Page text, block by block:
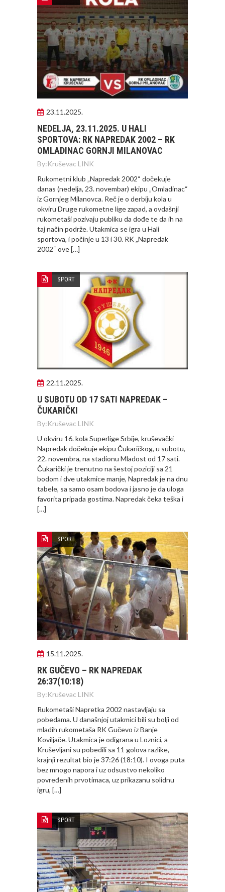
23.11.2025.
NEDELJA, 23.11.2025. U HALI
SPORTOVA: RK NAPREDAK 2002 – RK
OMLADINAC GORNJI MILANOVAC
By:Kruševac LINK
Rukometni klub „Napredak 2002“ dočekuje
danas (nedelja, 23. novembar) ekipu „Omladinac“
iz Gornjeg Milanovca. Reč je o derbiju kola u
okviru Druge rukometne lige zapad, a ovdašnji
rukometaši pozivaju publiku da dođe te da ih na
taj način podrže. Utakmica se igra u Hali
sportova, i počinje u 13 i 30. RK „Napredak
2002“ ove […]
SPORT
22.11.2025.
U SUBOTU OD 17 SATI NAPREDAK –
ČUKARIČKI
By:Kruševac LINK
U okviru 16. kola Superlige Srbije, kruševački
Napredak dočekuje ekipu Čukaričkog, u subotu,
22. novembra, na stadionu Mladost od 17 sati.
Čukarički je trenutno na šestoj poziciji sa 21
bodom i dve utakmice manje, Napredak je na dnu
tabele, sa samo osam bodova i jasno je da uloga
favorita pripada gostima. Napredak čeka teška i
[…]
SPORT
15.11.2025.
RK GUČEVO – RK NAPREDAK
26:37(10:18)
By:Kruševac LINK
Rukometaši Napretka 2002 nastavljaju sa
pobedama. U današnjoj utakmici bili su bolji od
mladih rukometaša RK Gučevo iz Banje
Koviljače. Utakmica je odigrana u Loznici, a
Kruševljani su pobedili sa 11 golova razlike,
krajnji rezultat bio je 37:26 (18:10). I ovoga puta
bez mnogo napora i uz odsustvo nekoliko
povređenih prvotimaca, uz prikazanu solidnu
igru, […]
SPORT